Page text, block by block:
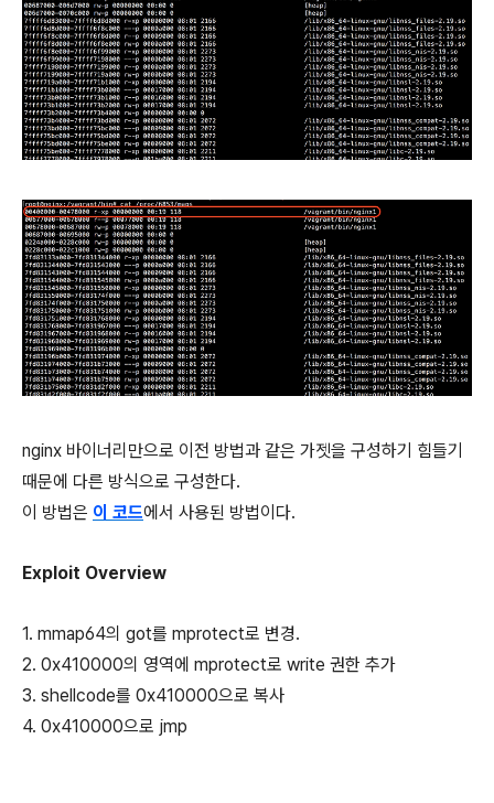
nginx 바이너리만으로 이전 방법과 같은 가젯을 구성하기 힘들기
때문에 다른 방식으로 구성한다.
이 방법은 이 코드에서 사용된 방법이다.
Exploit Overview
1. mmap64의 got를 mprotect로 변경.
2. 0x410000의 영역에 mprotect로 write 권한 추가
3. shellcode를 0x410000으로 복사
4. 0x410000으로 jmp